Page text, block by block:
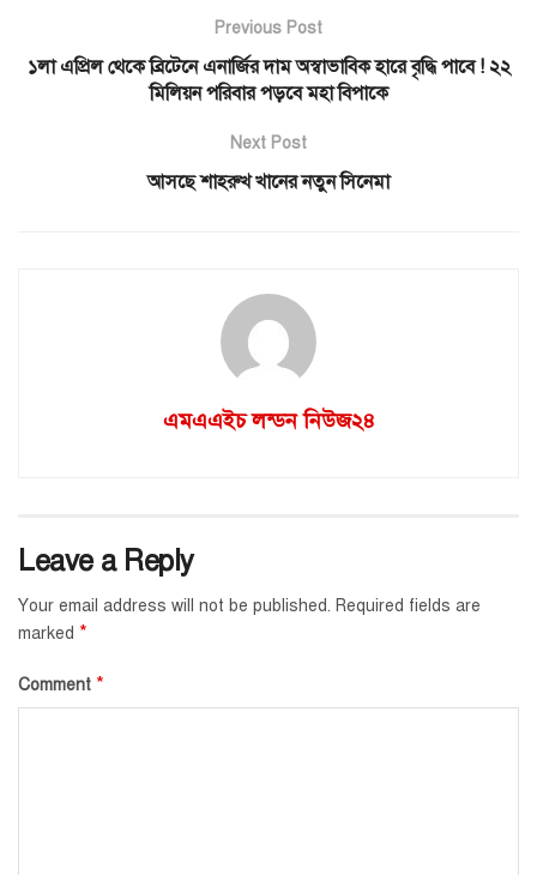
Previous Post
১লা এপ্রিল থেকে ব্রিটেনে এনার্জির দাম অস্বাভাবিক হারে বৃদ্ধি পাবে ! ২২
মিলিয়ন পরিবার পড়বে মহা বিপাকে
Next Post
আসছে শাহরুখ খানের নতুন সিনেমা
এমএএইচ লন্ডন নিউজ২৪
Leave a Reply
Your email address will not be published. Required fields are
marked *
Comment *